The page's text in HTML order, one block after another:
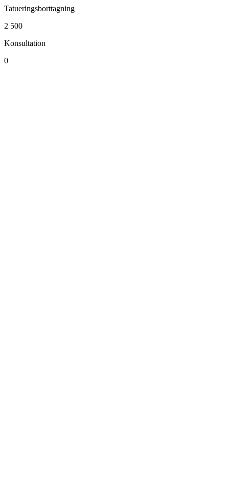
Tatueringsborttagning
2 500
Konsultation
0